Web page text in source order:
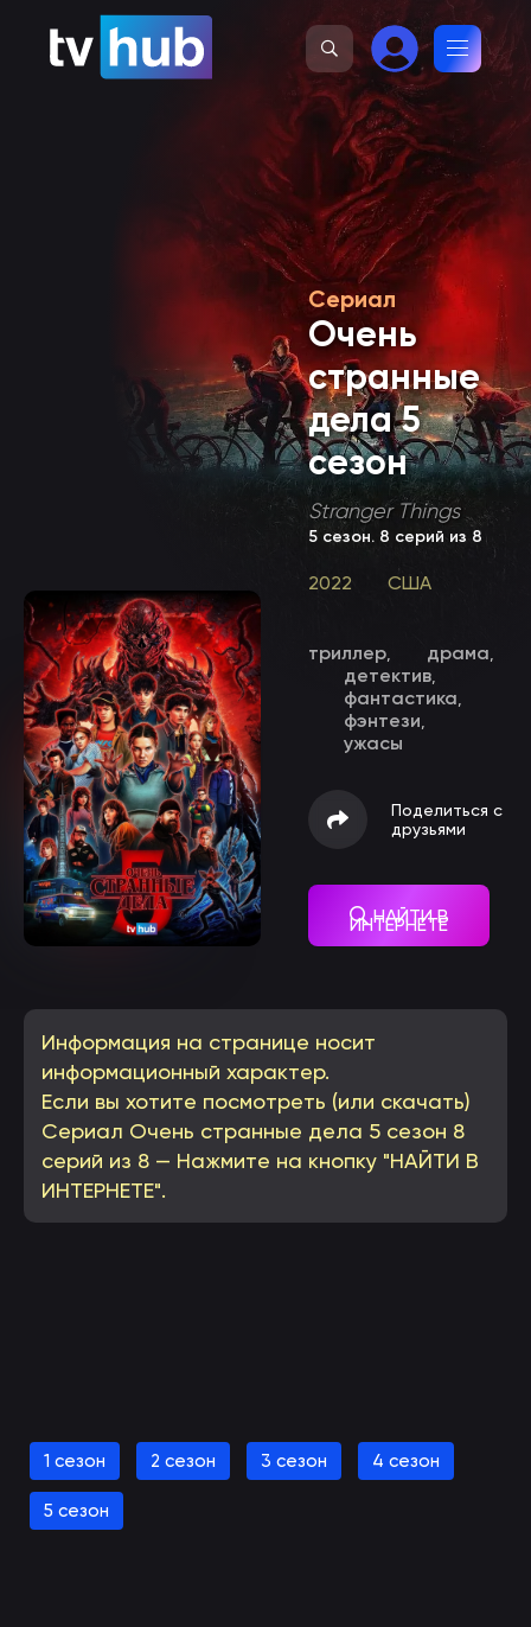
Сериал
Очень
странные
дела 5
сезон
Stranger Things
5 сезон. 8 серий из 8
2022 США
триллер драма
детектив
фантастика
фэнтези
ужасы
Поделиться с
друзьями
НАЙТИ В
ИНТЕРНЕТЕ
Информация на странице носит
информационный характер.
Если вы хотите посмотреть (или скачать)
Сериал Очень странные дела 5 сезон 8
серий из 8 — Нажмите на кнопку "НАЙТИ В
ИНТЕРНЕТЕ".
(вы будете перенаправлены на другой сайт)
1 сезон 2 сезон 3 сезон 4 сезон
5 сезон